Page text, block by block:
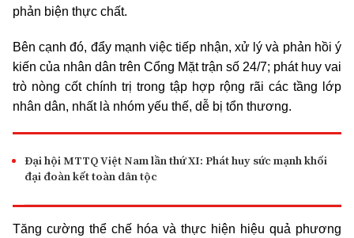
phản biện thực chất.
Bên cạnh đó, đẩy mạnh việc tiếp nhận, xử lý và phản hồi ý
kiến của nhân dân trên Cổng Mặt trận số 24/7; phát huy vai
trò nòng cốt chính trị trong tập hợp rộng rãi các tầng lớp
nhân dân, nhất là nhóm yếu thế, dễ bị tổn thương.
Đại hội MTTQ Việt Nam lần thứ XI: Phát huy sức mạnh khối
đại đoàn kết toàn dân tộc
Tăng cường thể chế hóa và thực hiện hiệu quả phương